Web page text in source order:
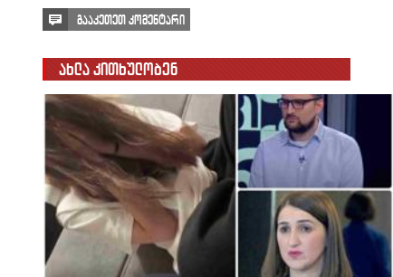
გააკეთეთ კომენტარი
ახლა კითხულობენ